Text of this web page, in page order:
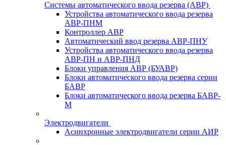
Системы автоматического ввода резерва (АВР)
Устройства автоматического ввода резерва
АВР-ПНМ
Контроллер АВР
Автоматический ввод резерва АВР-ПНУ
Устройства автоматического ввода резерва
АВР-ПН и АВР-ПНД
Блоки управления АВР (БУАВР)
Блоки автоматического ввода резерва серии
БАВР
Блоки автоматического ввода резерва БАВР-
М
Электродвигатели
Асинхронные электродвигатели серии АИР